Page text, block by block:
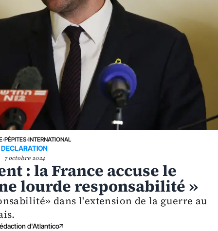
›PÉPITES›INTERNATIONAL
DECLARATION
7 octobre 2024
: la France accuse le
lourde responsabilité »
dans l'extension de la guerre au
d'Atlantico